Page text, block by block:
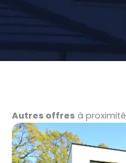
Autres offres à proximité